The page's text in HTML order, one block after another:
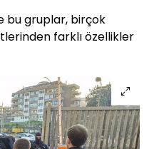
bu gruplar, birçok
farklı özellikler